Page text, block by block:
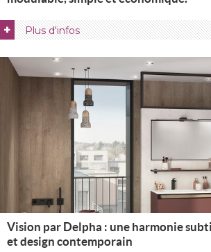
+ Plus d'infos
Vision par Delpha : une harmonie
et design contemporain